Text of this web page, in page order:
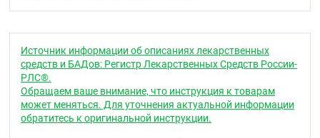
Источник информации об описаниях лекарственных
средств и БАДов: Регистр Лекарственных Средств России-
РЛС®.
Обращаем ваше внимание, что инструкция к товарам
может меняться. Для уточнения актуальной информации
обратитесь к оригинальной инструкции.